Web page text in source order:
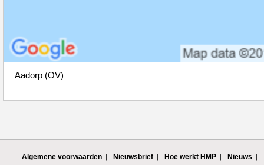
Aadorp (OV)
Algemene voorwaarden Nieuwsbrief Hoe werkt HMP
Nieuws